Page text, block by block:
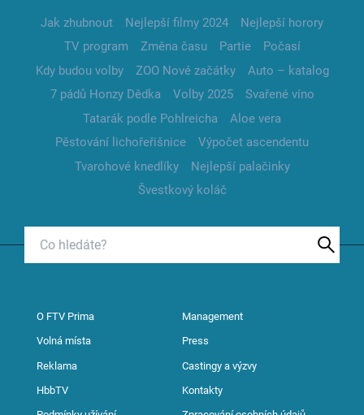
Jak zhubnout Nejlepší filmy 2024
Nejlepší horory
TV program
Změna času Partie
Počasí
Kdy budou volby
ZOO Nové začátky
Auto – katalog
7 pádů Honzy Dědka
Volby 2025
Svařené víno
Tatarák podle Pohlreicha
Aloe vera
Pěstování lichořeřišnice
Výpočet ascendentu
Tvarohové knedlíky
Nejlepší palačinky
Švestkový koláč
O FTV Prima Management
Volná místa Press
Reklama Castingy a výzvy
HbbTV Kontakty